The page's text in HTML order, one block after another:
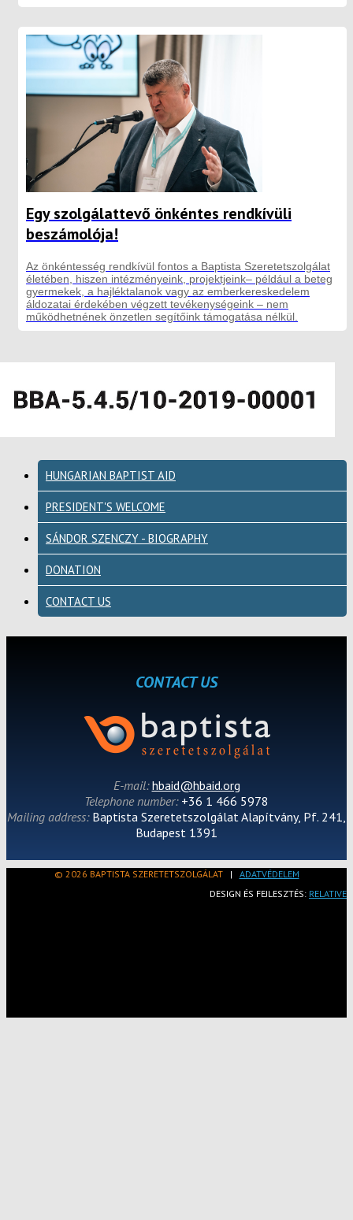
Egy szolgálattevő önkéntes rendkívüli
beszámolója!
Az önkéntesség rendkívül fontos a Baptista Szeretetszolgálat
életében, hiszen intézményeink, projektjeink– például a beteg
gyermekek, a hajléktalanok vagy az emberkereskedelem
áldozatai érdekében végzett tevékenységeink – nem
működhetnének önzetlen segítőink támogatása nélkül.
HUNGARIAN BAPTIST AID
PRESIDENT'S WELCOME
SÁNDOR SZENCZY - BIOGRAPHY
DONATION
CONTACT US
CONTACT US
E-mail:hbaid@hbaid.org
Telephone number: +36 1 466 5978
Mailing address: Baptista Szeretetszolgálat Alapítvány, Pf. 241,
Budapest 1391
© 2026 BAPTISTA SZERETETSZOLGÁLAT| ADATVÉDELEM
DESIGN ÉS FEJLESZTÉS: RELATIVE